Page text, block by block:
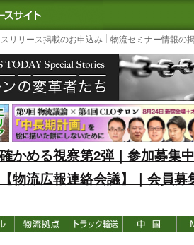
国内最大の物流ニュースサイト
3PL, SCMなど
リリース掲載のお申込み 物流セミナー情報の
かめる視察第2弾｜参加募集中
物流広報連絡会議】｜会員募